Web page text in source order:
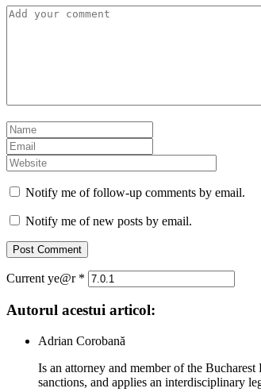
Notify me of follow-up comments by email.
Notify me of new posts by email.
Current ye@r *
Autorul acestui articol:
Adrian Corobană
Is an attorney and member of the
sanctions, and applies an interdisciplinary